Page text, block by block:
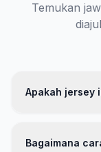
Temukan
Apakah jersey
Bagaimana